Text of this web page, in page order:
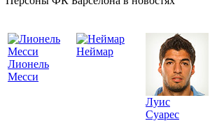
Лионель
Месси
Неймар
Луис
Суарес